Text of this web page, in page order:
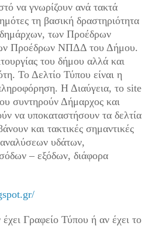
να γνωρίζουν ανά τακτά
τη βασική δραστηριότητα
των Προέδρων
Προέδρων ΝΠΔΔ του Δήμου.
του δήμου αλλά και
Το Δελτίο Τύπου είναι η
Η Διαύγεια, το site
συντηρούν Δήμαρχος και
να υποκαταστήσουν τα δελτία
και τακτικές σημαντικές
υδάτων,
– εξόδων, διάφορα
Γραφείο Τύπου ή αν έχει το